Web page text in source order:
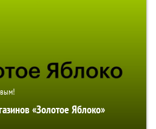
«Золотое Яблоко»